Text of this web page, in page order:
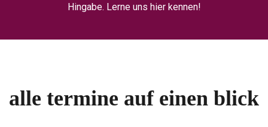
Hingabe. Lerne uns hier kennen!
alle termine auf einen blick